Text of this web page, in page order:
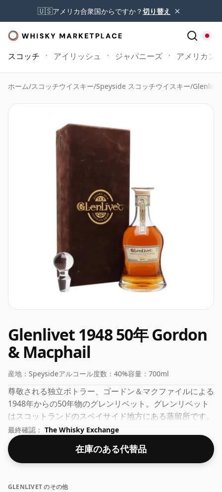
🇺🇸アメリカ合衆国からですか？切り替え ×
スコッチ アイリッシュ ジャパニーズ アメリカン
ホーム/スコッチウイスキー/Speyside スコッチウイスキー/
Glenlivet 1948 50年 Gordon
& Macphail
産地： Speysideアルコール度数： 40%容量： 700ml
尊敬される独立ボトラー、ゴードン＆マクファイルによる
1948年からの50年物のグレンリベット。グレンリベット
はスコットランドのスペイサイド地方にある蒸留所です。
ABV (アルコール度数) は 40% で、ウイスキーの瓶詰めに
使用できる最低強度に近く、したがって「標準」強度のウ
イスキーとみなされます。
最終確認： The Whisky Exchange
在庫のある代替品
GLENLIVET のその他